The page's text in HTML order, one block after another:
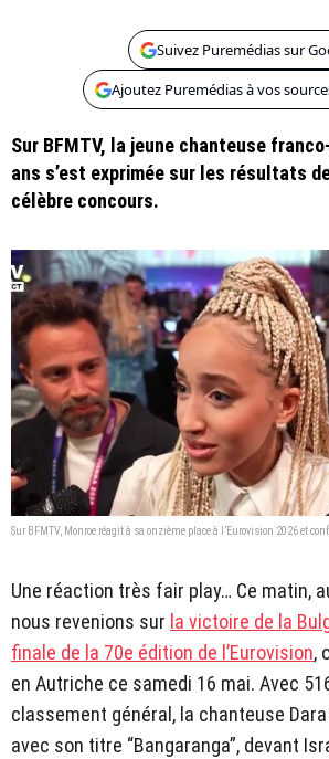
Suivez Puremédias sur
Ajoutez Puremédias à vos
Sur BFMTV, la jeune chanteuse
ans s’est exprimée sur les résultats
célèbre concours.
Sur BFMTV, Monroe réagit à sa onzième place à l’Eurovision 2026 et
Une réaction très fair play… Ce matin,
nous revenions sur la victoire de la
finale de la 70e édition de l’Eurovision,
en Autriche ce samedi 16 mai. Avec
classement général, la chanteuse Dara
avec son titre “Bangaranga”, devant